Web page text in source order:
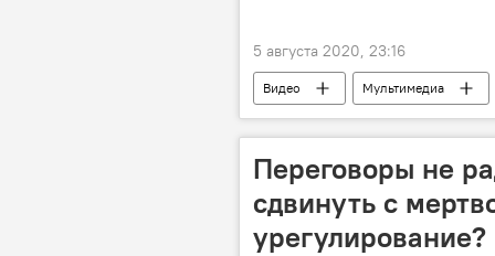
5 августа 2020, 23:16
Видео Мультимедиа
Переговоры не
сдвинуть с
урегулирование?